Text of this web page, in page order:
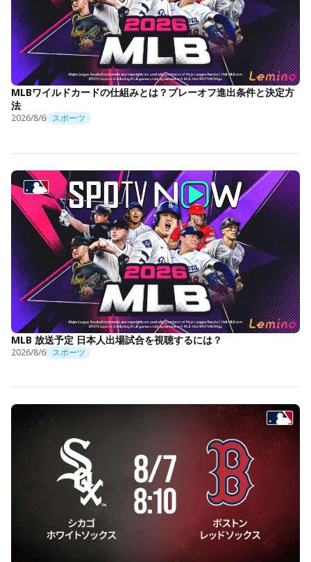
MLBワイルドカードの仕組みとは？プレーオフ進出条件と決定方
法
2026/8/6 スポーツ
MLB 放送予定 日本人出場試合を視聴するには？
2026/8/6 スポーツ